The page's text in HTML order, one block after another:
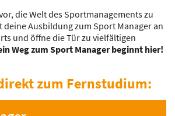
die Welt des Sportmanagements zu
Ausbildung zum Sport Manager an
und öffne die Tür zu vielfältigen
Weg zum Sport Manager beginnt hier!
zum Fernstudium: